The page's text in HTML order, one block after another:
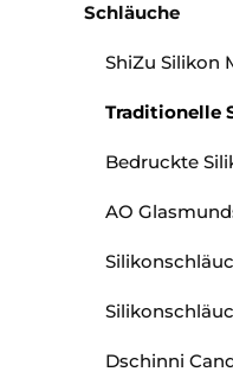
Schläuche
ShiZu Silikon
Traditionelle
Bedruckte
AO
Dschinni